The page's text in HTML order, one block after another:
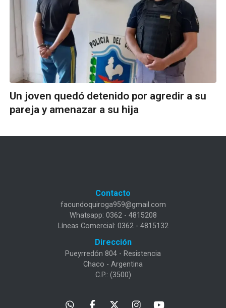
Un joven quedó detenido por agredir a su
pareja y amenazar a su hija
Contacto
facundoquiroga959@gmail.com
Whatsapp: 0362 - 4815208
Líneas Comercial: 0362 - 4815132
Dirección
Pueyrredón 804 - Resistencia
Chaco - Argentina
C.P.: (3500)